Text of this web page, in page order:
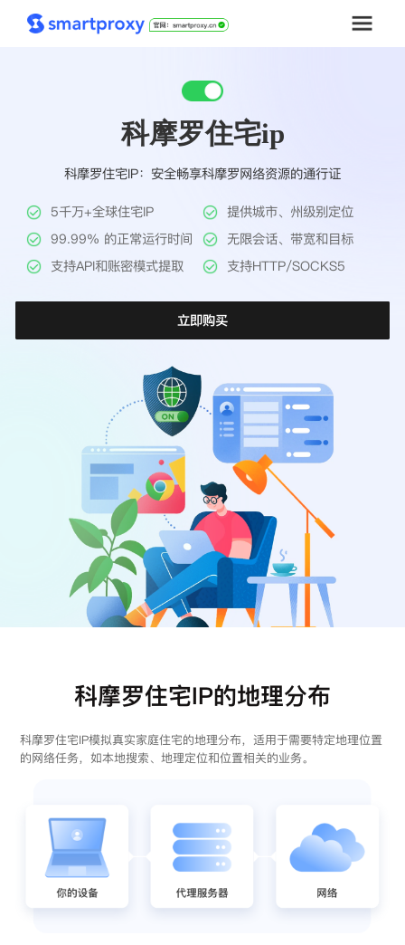
解决方案
工具
帮助中心
科摩罗住宅ip
科摩罗住宅IP：安全畅享科摩罗网络资源的通行证
5千万+全球住宅IP
提供城市、州级别定位
99.99% 的正常运行时间
无限会话、带宽和目标
支持API和账密模式提取
支持HTTP/SOCKS5
立即购买
科摩罗住宅IP的地理分布
科摩罗住宅IP模拟真实家庭住宅的地理分布，适用于需要特定地理位置
的网络任务，如本地搜索、地理定位和位置相关的业务。